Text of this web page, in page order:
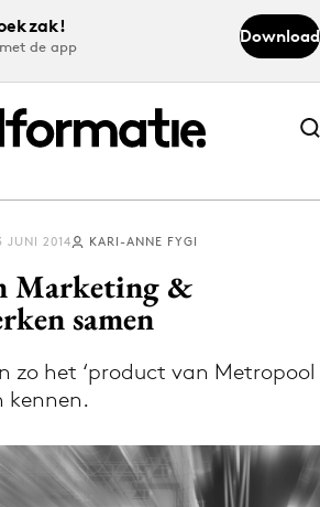
de app
Download
Abonneer nu
Abonneer nu
nieuws via de Adformatie
Nieuws app
JUNI 2014 KARI-ANNE FYGI
Marketing &
samen
zo het ‘product van Metropool
kennen.